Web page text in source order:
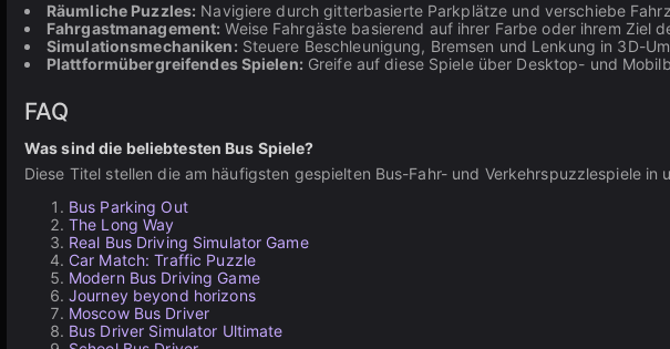
Räumliche Puzzles: Navigiere durch gitterbasierte Parkplätze und verschiebe
Fahrgastmanagement: Weise Fahrgäste basierend auf ihrer Farbe oder ihrem Ziel
Simulationsmechaniken: Steuere Beschleunigung, Bremsen und Lenkung in 3D-
Plattformübergreifendes Spielen: Greife auf diese Spiele über Desktop- und
FAQ
Was sind die beliebtesten Bus Spiele?
Diese Titel stellen die am häufigsten gespielten Bus-Fahr- und Verkehrspuzzlespiele in
Bus Parking Out
The Long Way
Real Bus Driving Simulator Game
Car Match: Traffic Puzzle
Modern Bus Driving Game
Journey beyond horizons
Moscow Bus Driver
Bus Driver Simulator Ultimate